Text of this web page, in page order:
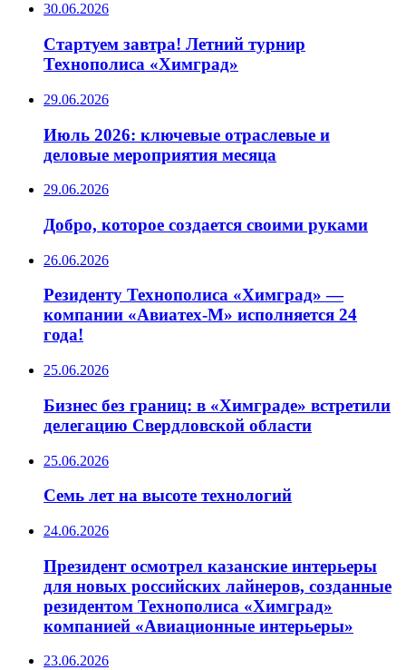
30.06.2026
Стартуем завтра! Летний турнир
Технополиса «Химград»
29.06.2026
Июль 2026: ключевые отраслевые и
деловые мероприятия месяца
29.06.2026
Добро, которое создается своими руками
26.06.2026
Резиденту Технополиса «Химград» —
компании «Авиатех-М» исполняется 24
года!
25.06.2026
Бизнес без границ: в «Химграде» встретили
делегацию Свердловской области
25.06.2026
️Семь лет на высоте технологий
24.06.2026
Президент осмотрел казанские интерьеры
для новых российских лайнеров, созданные
резидентом Технополиса «Химград»
компанией «Авиационные интерьеры»
23.06.2026